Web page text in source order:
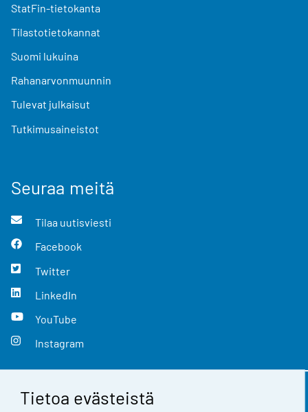
Tietoa evästeistä
StatFin-tietokanta
Tilastotietokannat
Suomi lukuina
Rahanarvonmuunnin
Tulevat julkaisut
Tutkimusaineistot
Seuraa meitä
Tilaa uutisviesti
Facebook
Twitter
LinkedIn
YouTube
Instagram
Yhteystiedot